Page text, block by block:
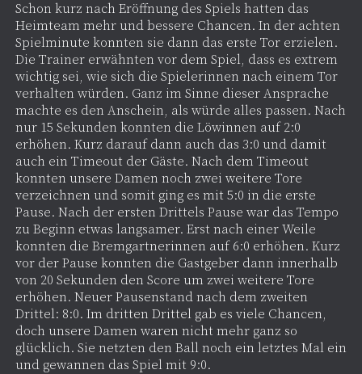
Schon kurz nach Eröffnung des Spiels hatten das
Heimteam mehr und bessere Chancen. In der achten
Spielminute konnten sie dann das erste Tor erzielen.
Die Trainer erwähnten vor dem Spiel, dass es extrem
wichtig sei, wie sich die Spielerinnen nach einem Tor
verhalten würden. Ganz im Sinne dieser Ansprache
machte es den Anschein, als würde alles passen. Nach
nur 15 Sekunden konnten die Löwinnen auf 2:0
erhöhen. Kurz darauf dann auch das 3:0 und damit
auch ein Timeout der Gäste. Nach dem Timeout
konnten unsere Damen noch zwei weitere Tore
verzeichnen und somit ging es mit 5:0 in die erste
Pause. Nach der ersten Drittels Pause war das Tempo
zu Beginn etwas langsamer. Erst nach einer Weile
konnten die Bremgartnerinnen auf 6:0 erhöhen. Kurz
vor der Pause konnten die Gastgeber dann innerhalb
von 20 Sekunden den Score um zwei weitere Tore
erhöhen. Neuer Pausenstand nach dem zweiten
Drittel: 8:0. Im dritten Drittel gab es viele Chancen,
doch unsere Damen waren nicht mehr ganz so
glücklich. Sie netzten den Ball noch ein letztes Mal ein
und gewannen das Spiel mit 9:0.